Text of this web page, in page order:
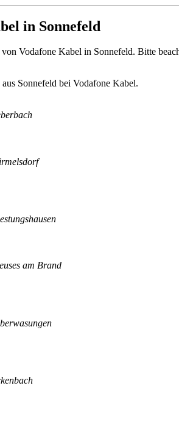
in Sonnefeld
Vodafone Kabel in Sonnefeld. Bitte
Sonnefeld bei Vodafone Kabel.
am Brand